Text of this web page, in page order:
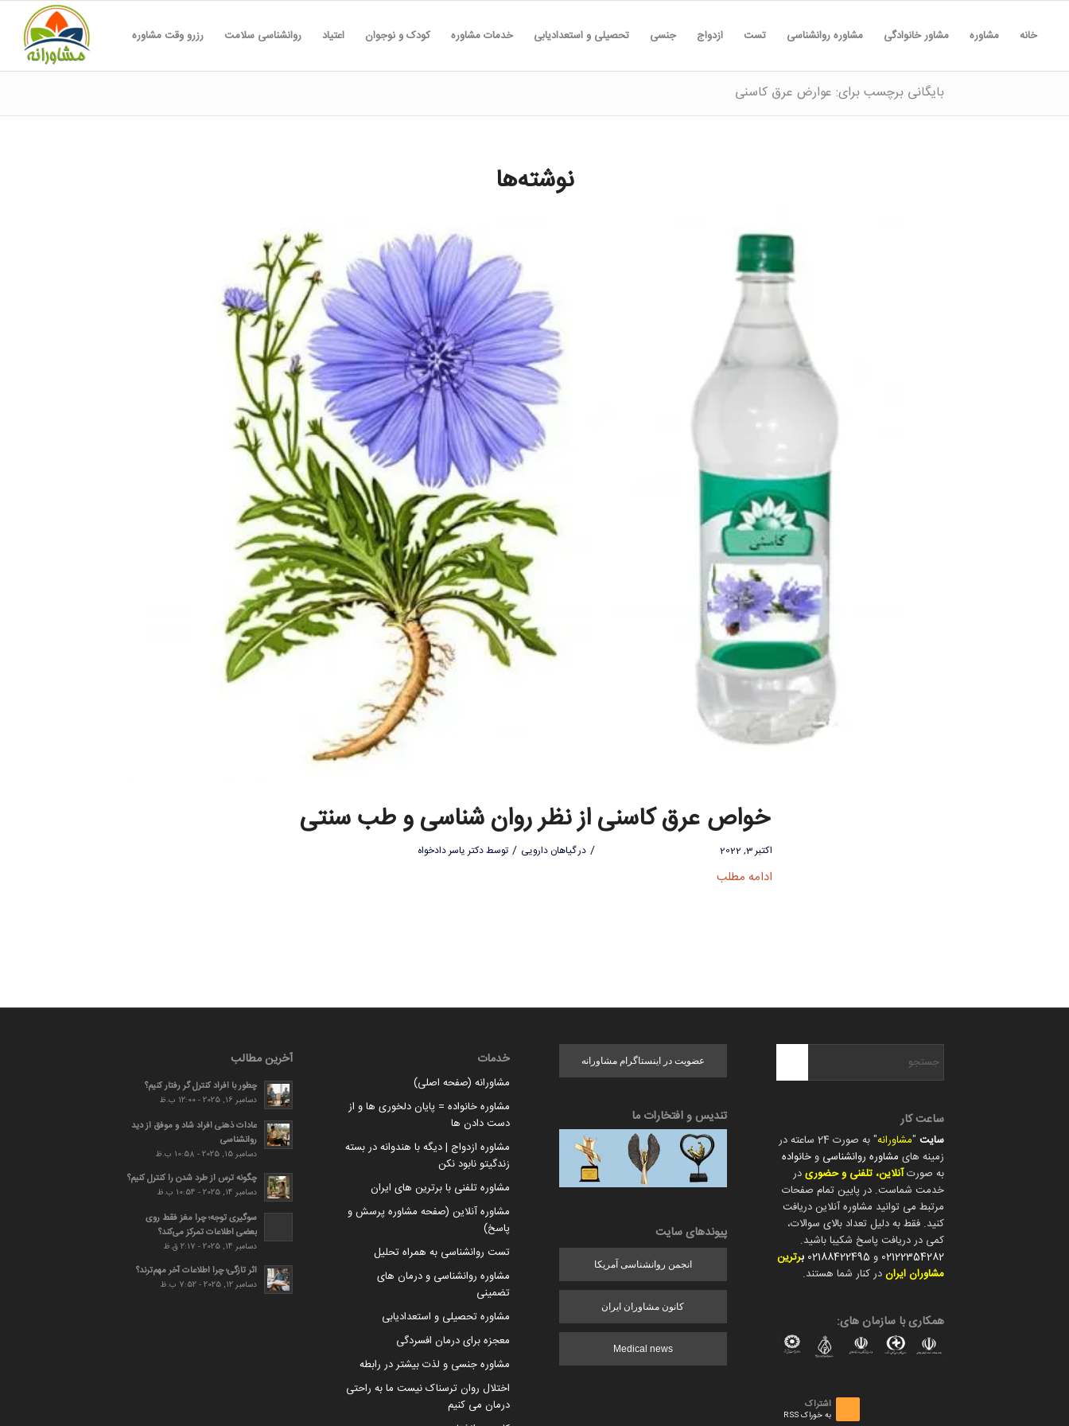
خانه مشاوره مشاور خانوادگی مشاوره روانشناسی تست ازدواج جنسی تحصیلی و استعدادیابی خدمات مشاوره کودک و نوجوان اعتیاد روانشناسی سلامت رزرو وقت مشاوره
بایگانی برچسب برای: عوارض عرق کاسنی
نوشته‌ها
خواص عرق کاسنی از نظر روان شناسی و طب سنتی
اکتبر 3, 2022 / درگیاهان دارویی / توسطدکتر یاسر دادخواه
ادامه مطلب
ساعت کار
سایت "مشاورانه
" به صورت 24 ساعته در
زمینه های مشاوره روانشناسی و خانواده
به صورتآنلاین، تلفنی و حضوریدر
خدمت شماست. در پایین تمام صفحات
مرتبط می توانید مشاوره آنلاین دریافت
کنید. فقط به دلیل تعداد بالای سوالات،
کمی در دریافت پاسخ شکیبا باشید.
02122354282 و 02188422495 برترین
مشاوران ایراندر کنار شما هستند.
همکاری با سازمان های:
اشتراک
به خوراک RSS
عضویت در اینستاگرام مشاورانه
تندیس و افتخارات ما
پیوندهای سایت
انجمن روانشناسی آمریکا
کانون مشاوران ایران
Medical news
خدمات
مشاورانه (صفحه اصلی)
مشاوره خانواده = پایان دلخوری ها و از
دست دادن ها
مشاوره ازدواج | دیگه با هندوانه در بسته
زندگیتو نابود نکن
مشاوره تلفنی با برترین های ایران
مشاوره آنلاین (صفحه مشاوره پرسش و
پاسخ)
تست روانشناسی به همراه تحلیل
مشاوره روانشناسی و درمان های
تضمینی
مشاوره تحصیلی و استعدادیابی
معجزه برای درمان افسردگی
مشاوره جنسی و لذت بیشتر در رابطه
اختلال روان ترسناک نیست ما به راحتی
درمان می کنیم
آخرین مطالب
چطور با افراد کنترل گر رفتار کنیم؟
دسامبر 16, 2025 - 12:00 ب.ظ
عادات ذهنی افراد شاد و موفق از دید
روانشناسی
دسامبر 15, 2025 - 10:58 ب.ظ
چگونه ترس از طرد شدن را کنترل کنیم؟
دسامبر 14, 2025 - 10:54 ب.ظ
سوگیری توجه؛ چرا مغز فقط روی
بعضی اطلاعات تمرکز می‌کند؟
دسامبر 14, 2025 - 2:17 ق.ظ
اثر تازگی؛ چرا اطلاعات آخر مهم‌ترند؟
دسامبر 12, 2025 - 7:52 ب.ظ